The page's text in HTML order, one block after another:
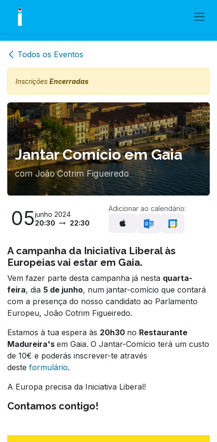
Skip to Content
Todos os Eventos
Inscrições Encerradas
Jantar Comício em Gaia
com João Cotrim Figueiredo
05junho 2024
20:30
22:30
Adicionar ao calendário:
A campanha da Iniciativa Liberal às
Europeias vai estar em Gaia.
Vem fazer parte desta campanha já nesta quarta-
feira, dia 5 de junho, num jantar-comício que contará
com a presença do nosso candidato ao Parlamento
Europeu, João Cotrim Figueiredo.
Estamos à tua espera às 20h30 no Restaurante
Madureira's em Gaia. O Jantar-Comício terá um custo
de 10€ e poderás inscrever-te através
deste formulário.
A Europa precisa da Iniciativa Liberal!
Contamos contigo!